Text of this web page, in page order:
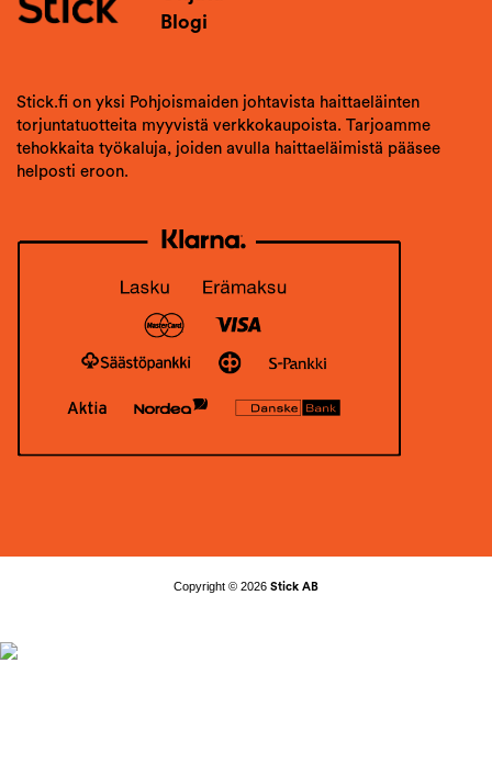
Blogi
Stick.fi on yksi Pohjoismaiden johtavista haittaeläinten
torjuntatuotteita myyvistä verkkokaupoista. Tarjoamme
tehokkaita työkaluja, joiden avulla haittaeläimistä pääsee
helposti eroon.
Copyright © 2026 Stick AB